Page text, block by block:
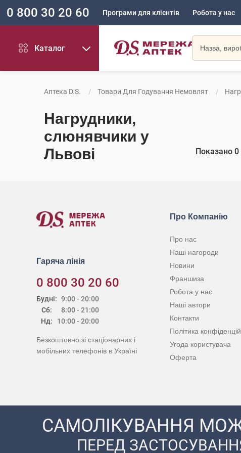
0 800 30 20 60 Програми для клієнтів Робота у нас
Каталог
Аптека D.S. Товари Для Годування Немовлят
Нагрудники,
слюнявчики у
Львові
Показано 0
Гаряча лінія
0 800 30 20 60
Будні:
Сб:
Нд:
9:00 - 20:00
8:00 - 21:00
10:00 - 20:00
Безкоштовно зі стаціонарних і
мобільних телефонів в Україні
Про Компанію
Про нас
Наші нагороди
Новини
Франшиза
Робота у нас
Наші автори
Контакти
Політика
Угода користувача
Оферта
САМОЛІКУВАННЯ
ПЕРЕД